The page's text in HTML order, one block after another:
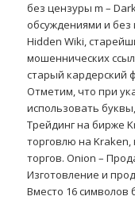
без цензуры m –
обсуждениями и без
Hidden Wiki,
мошеннических
старый кардерский
Отметим, что при
использовать
Трейдинг на бирже
торговлю на
торгов. Onion –
Изготовление и
Вместо 16 символов